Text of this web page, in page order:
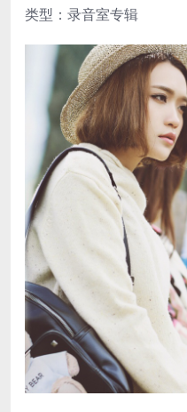
类型：录音室专辑